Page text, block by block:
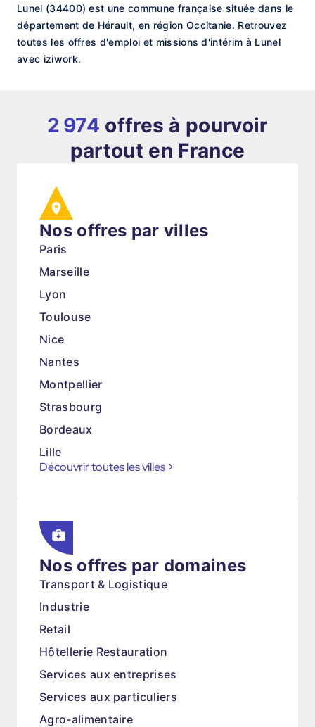
Lunel (34400) est une commune française située dans le
département de Hérault, en région Occitanie. Retrouvez
toutes les offres d'emploi et missions d'intérim à Lunel
avec iziwork.
2 974 offres à pourvoir
partout en France
Nos offres par villes
Paris
Marseille
Lyon
Toulouse
Nice
Nantes
Montpellier
Strasbourg
Bordeaux
Lille
Découvrir toutes les villes >
Nos offres par domaines
Transport & Logistique
Industrie
Retail
Hôtellerie Restauration
Services aux entreprises
Services aux particuliers
Agro-alimentaire